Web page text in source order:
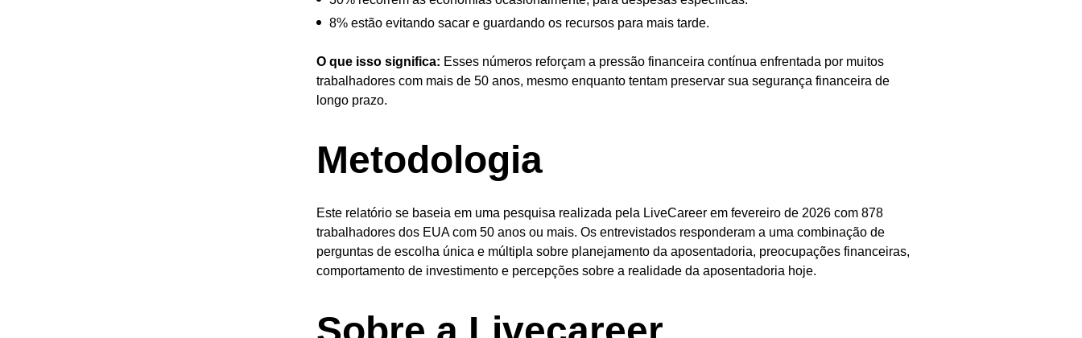
8% estão evitando sacar e guardando os recursos para mais tarde.
O que isso significa: Esses números reforçam a pressão financeira contínua enfrentada por muitos
trabalhadores com mais de 50 anos, mesmo enquanto tentam preservar sua segurança financeira de
longo prazo.
Metodologia
Este relatório se baseia em uma pesquisa realizada pela LiveCareer em fevereiro de 2026 com 878
trabalhadores dos EUA com 50 anos ou mais. Os entrevistados responderam a uma combinação de
perguntas de escolha única e múltipla sobre planejamento da aposentadoria, preocupações financeiras,
comportamento de investimento e percepções sobre a realidade da aposentadoria hoje.